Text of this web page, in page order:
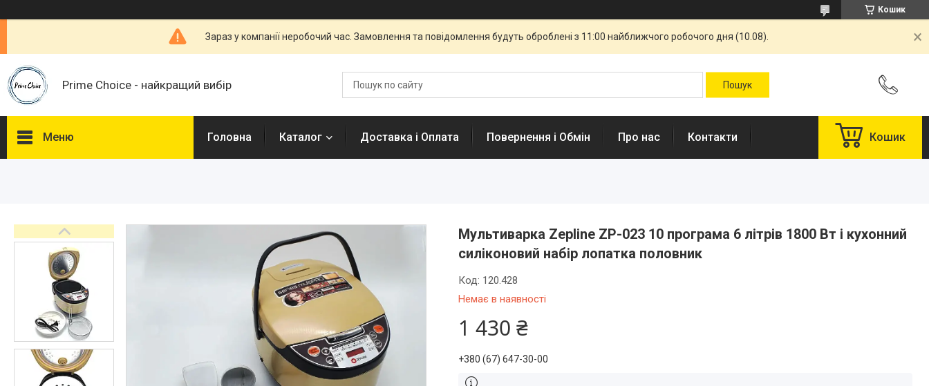
Кошик
Зараз у компанії неробочий час. Замовлення та повідомлення будуть оброблені з 11:00 найближчого робочого дня (10.08).
Prime Choice - найкращий вибір
Меню
Договір публічної оферти
Відгуки
Головна Каталог Доставка і Оплата Повернення і Обмін Про нас Контакти Кошик
Мультиварка Zepline ZP-023 10 програма 6 літрів 1800 Вт і кухонний
силіконовий набір лопатка половник
Немає в наявності
Код: 120.428
1 430 ₴
+380 (67) 647-30-00